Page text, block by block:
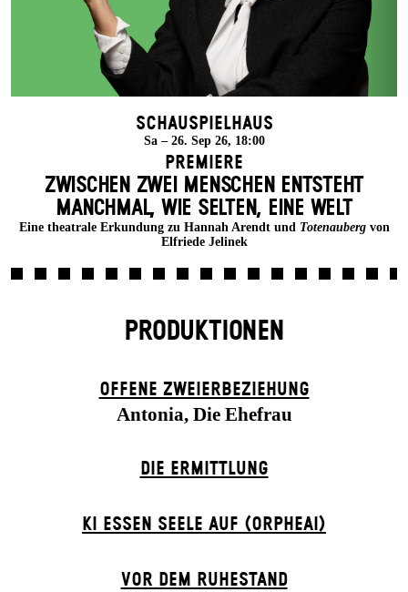
Schauspielhaus
Sa – 26. Sep 26, 18:00
Premiere
ZWISCHEN ZWEI MENSCHEN ENT­STEHT
MANCH­MAL, WIE SELTEN, EINE WELT
Eine theatrale Erkundung zu Hannah Arendt und Totenaubergvon
Elfriede Jelinek
PRODUKTIONEN
OFFENE ZWEIER­BEZIEHUNG
Antonia, Die Ehefrau
DIE ERMITTLUNG
KI ESSEN SEELE AUF (ORPHEAI)
VOR DEM RUHESTAND